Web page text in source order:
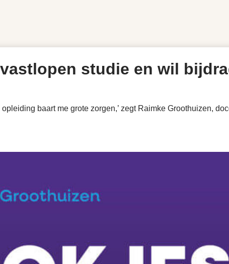
studie en wil
baart me grote zorgen,’ zegt Raimke Groothuizen,